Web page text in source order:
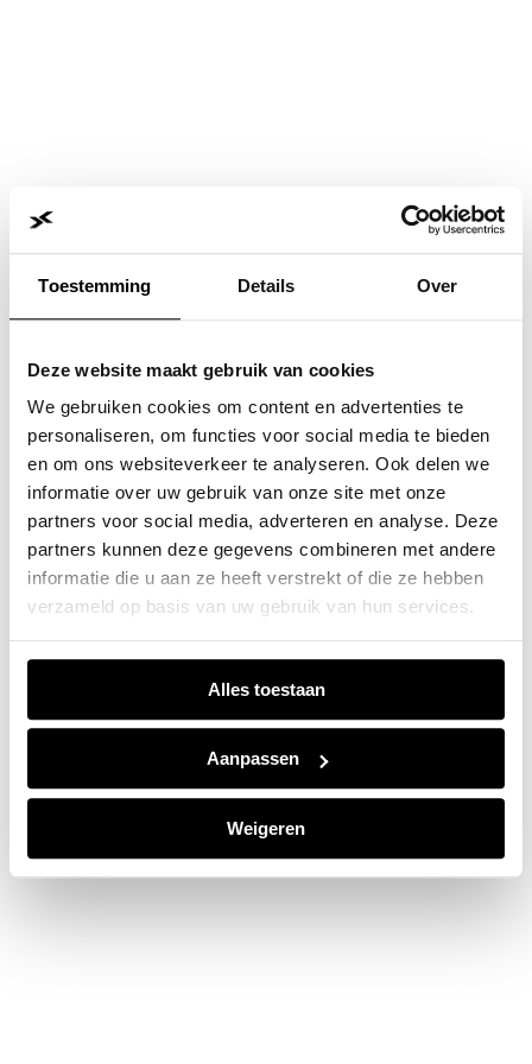
Toestemming Details Over
Deze website maakt gebruik van cookies
We gebruiken cookies om content en advertenties te
personaliseren, om functies voor social media te bieden
en om ons websiteverkeer te analyseren. Ook delen we
informatie over uw gebruik van onze site met onze
partners voor social media, adverteren en analyse. Deze
partners kunnen deze gegevens combineren met andere
informatie die u aan ze heeft verstrekt of die ze hebben
verzameld op basis van uw gebruik van hun services.
Alles toestaan
Aanpassen
Weigeren
Application error: a client-side exception has occurred while
loadingwww.jvk.nl(see the browser consolefor more
information).